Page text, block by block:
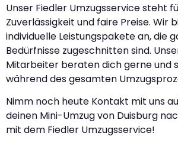
Unser Fiedler Umzugsservice steht
Zuverlässigkeit und faire Preise. Wir
individuelle Leistungspakete an, die
Bedürfnisse zugeschnitten sind.
Mitarbeiter beraten dich gerne und
während des gesamten
Nimm noch heute Kontakt mit uns
deinen Mini-Umzug von Duisburg
mit dem Fiedler Umzugsservice!